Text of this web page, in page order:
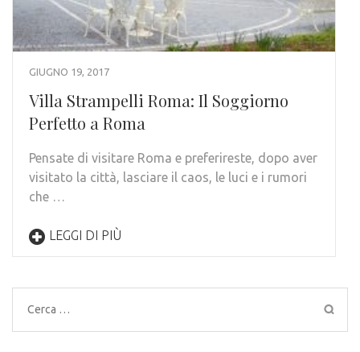
GIUGNO 19, 2017
Villa Strampelli Roma: Il Soggiorno
Perfetto a Roma
Pensate di visitare Roma e preferireste, dopo aver
visitato la città, lasciare il caos, le luci e i rumori
che …
LEGGI DI PIÙ
Ricerca
per: